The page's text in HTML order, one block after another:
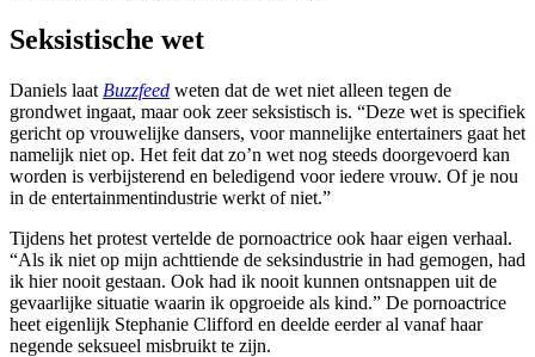
Seksistische wet
Daniels laat Buzzfeed weten dat de wet niet alleen tegen de
grondwet ingaat, maar ook zeer seksistisch is. “Deze wet is specifiek
gericht op vrouwelijke dansers, voor mannelijke entertainers gaat het
namelijk niet op. Het feit dat zo’n wet nog steeds doorgevoerd kan
worden is verbijsterend en beledigend voor iedere vrouw. Of je nou
in de entertainmentindustrie werkt of niet.”
Tijdens het protest vertelde de pornoactrice ook haar eigen verhaal.
“Als ik niet op mijn achttiende de seksindustrie in had gemogen, had
ik hier nooit gestaan. Ook had ik nooit kunnen ontsnappen uit de
gevaarlijke situatie waarin ik opgroeide als kind.” De pornoactrice
heet eigenlijk Stephanie Clifford en deelde eerder al vanaf haar
negende seksueel misbruikt te zijn.